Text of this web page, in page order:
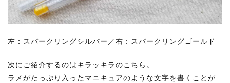
左：スパークリングシルバー／右：スパークリングゴールド
次にご紹介するのはキラッキラのこちら。
ラメがたっぷり入ったマニキュアのような文字を書くことが